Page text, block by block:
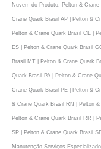
Nuvem do Produto: Pelton &
Crane Quark Brasil AP | Pelton &
Pelton & Crane Quark Brasil CE |
ES | Pelton & Crane Quark Brasil
Brasil MT | Pelton & Crane Quark
Quark Brasil PA | Pelton & Crane
Crane Quark Brasil PE | Pelton &
& Crane Quark Brasil RN | Pelton
Pelton & Crane Quark Brasil RR |
SP | Pelton & Crane Quark Brasil
Manutenção Serviços